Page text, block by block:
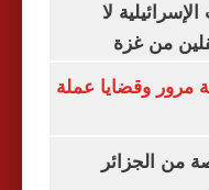
لا
من غزة
ألف مخالفة مرور وقضايا عملة
من الجزائر